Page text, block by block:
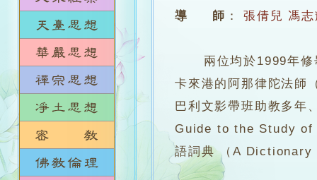
導 師 ： 張倩兒 馮
兩位均於1999年修畢
卡來港的阿那律陀法師
巴利文影帶班助教多年
Guide to the Study of
語詞典 （A